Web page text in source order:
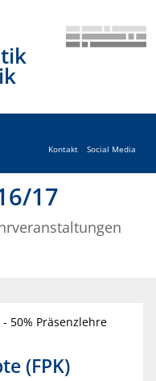
Kontakt Social Media
17
50% Präsenzlehre
(FPK)